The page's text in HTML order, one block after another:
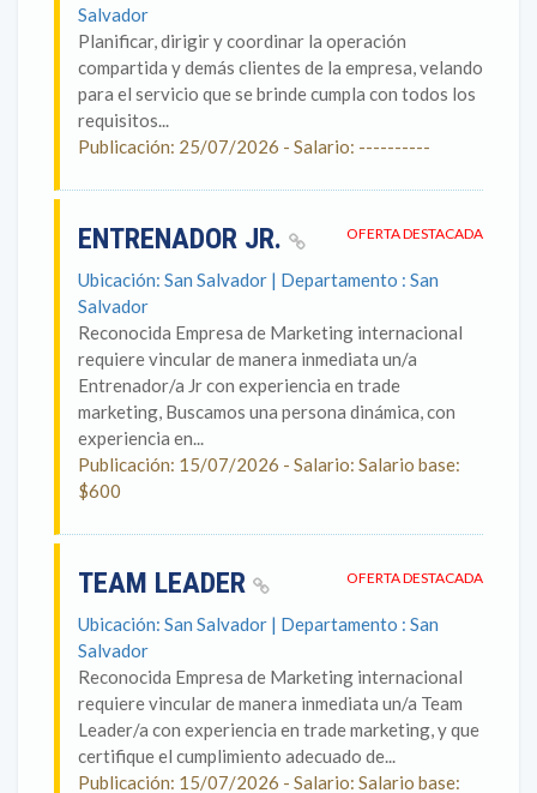
Salvador
Planificar, dirigir y coordinar la operación
compartida y demás clientes de la empresa, velando
para el servicio que se brinde cumpla con todos los
requisitos...
Publicación: 25/07/2026 - Salario: ----------
OFERTA DESTACADA
ENTRENADOR JR.
Ubicación: San Salvador | Departamento : San
Salvador
Reconocida Empresa de Marketing internacional
requiere vincular de manera inmediata un/a
Entrenador/a Jr con experiencia en trade
marketing, Buscamos una persona dinámica, con
experiencia en...
Publicación: 15/07/2026 - Salario: Salario base:
$600
OFERTA DESTACADA
TEAM LEADER
Ubicación: San Salvador | Departamento : San
Salvador
Reconocida Empresa de Marketing internacional
requiere vincular de manera inmediata un/a Team
Leader/a con experiencia en trade marketing, y que
certifique el cumplimiento adecuado de...
Publicación: 15/07/2026 - Salario: Salario base: